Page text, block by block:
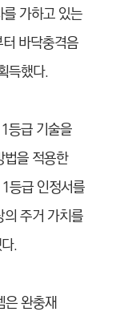
를 가하고 있는
바닥충격음
득했다.
등급 기술을
을 적용한
등급 인정서를
주거 가치를
.
은 완충재